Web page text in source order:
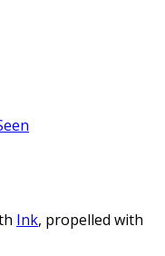
Ink, propelled with